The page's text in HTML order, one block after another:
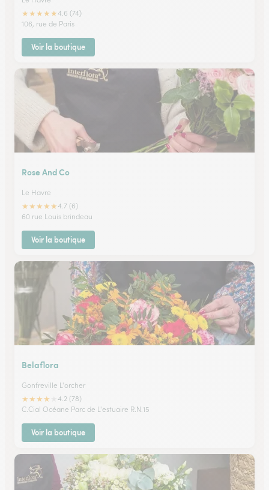
★★★★★4.6 (74)
106, rue de Paris
Voir la boutique
Rose And Co
Le Havre
★★★★★4.7 (6)
60 rue Louis brindeau
Voir la boutique
Belaflora
Gonfreville L'orcher
★★★★
4.2 (78)
C.Cial Océane Parc de L'estuaire R.N.15
Voir la boutique